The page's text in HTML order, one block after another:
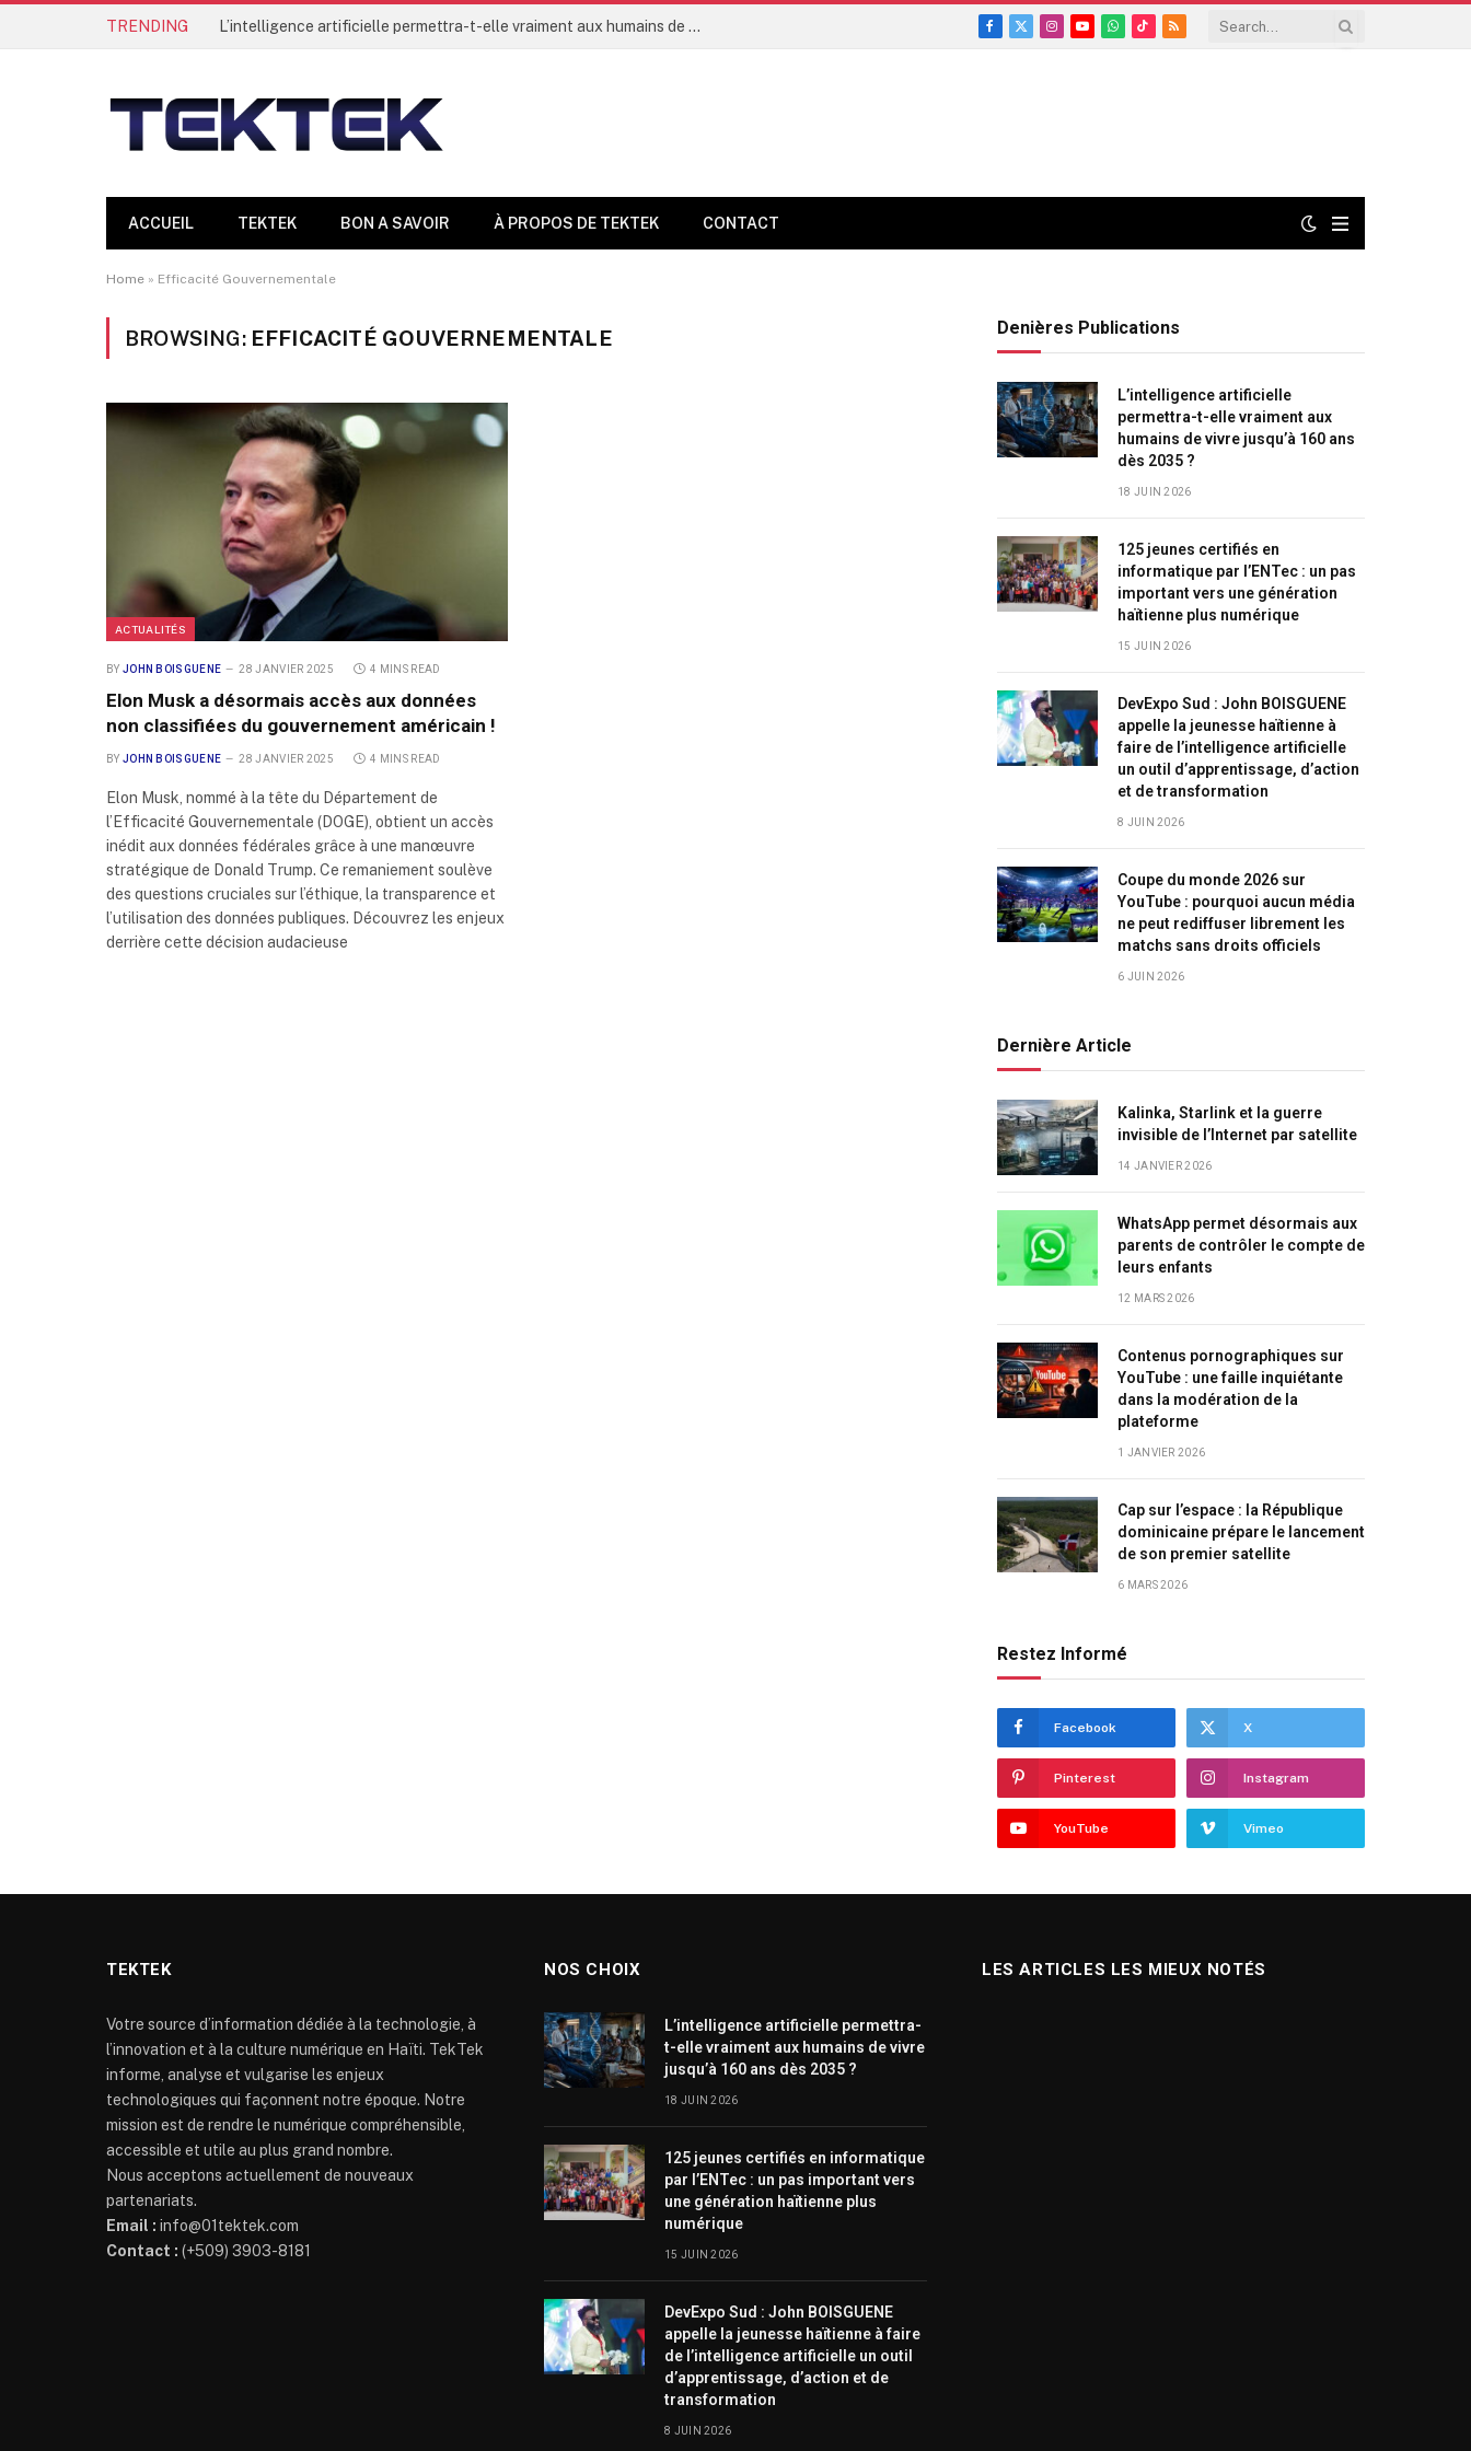
TRENDING L’intelligence artificielle permettra-t-elle vraiment aux humains de vivre jusqu’à 160 ans dès 2035 ?
Facebook
X
Instagram
YouTubeWhatsApp
TikTok
RSS
ACCUEIL TEKTEK BON A SAVOIR À PROPOS DE TEKTEK CONTACT
Home » Efficacité Gouvernementale
BROWSING: EFFICACITÉ GOUVERNEMENTALE
ACTUALITÉS
BY JOHN BOISGUENE 28 JANVIER 2025 4 MINS READ
Elon Musk a désormais accès aux données
non classifiées du gouvernement américain !
BY JOHN BOISGUENE 28 JANVIER 2025 4 MINS READ
Elon Musk, nommé à la tête du Département de
l’Efficacité Gouvernementale (DOGE), obtient un accès
inédit aux données fédérales grâce à une manœuvre
stratégique de Donald Trump. Ce remaniement soulève
des questions cruciales sur l’éthique, la transparence et
l’utilisation des données publiques. Découvrez les enjeux
derrière cette décision audacieuse
Denières Publications
L’intelligence artificielle
permettra-t-elle vraiment aux
humains de vivre jusqu’à 160 ans
dès 2035 ?
18 JUIN 2026
125 jeunes certifiés en
informatique par l’ENTec : un pas
important vers une génération
haïtienne plus numérique
15 JUIN 2026
DevExpo Sud : John BOISGUENE
appelle la jeunesse haïtienne à
faire de l’intelligence artificielle
un outil d’apprentissage, d’action
et de transformation
8 JUIN 2026
Coupe du monde 2026 sur
YouTube : pourquoi aucun média
ne peut rediffuser librement les
matchs sans droits officiels
6 JUIN 2026
Dernière Article
Kalinka, Starlink et la guerre
invisible de l’Internet par satellite
14 JANVIER 2026
WhatsApp permet désormais aux
parents de contrôler le compte de
leurs enfants
12 MARS 2026
Contenus pornographiques sur
YouTube : une faille inquiétante
dans la modération de la
plateforme
1 JANVIER 2026
Cap sur l’espace : la République
dominicaine prépare le lancement
de son premier satellite
6 MARS 2026
Restez Informé
Facebook X
Pinterest Instagram
YouTube Vimeo
TEKTEK
Votre source d’information dédiée à la technologie, à
l’innovation et à la culture numérique en Haïti. TekTek
informe, analyse et vulgarise les enjeux
technologiques qui façonnent notre époque. Notre
mission est de rendre le numérique compréhensible,
accessible et utile au plus grand nombre.
Nous acceptons actuellement de nouveaux
partenariats.
Email : info@01tektek.com
Contact : (+509) 3903-8181
NOS CHOIX
L’intelligence artificielle permettra-
t-elle vraiment aux humains de vivre
jusqu’à 160 ans dès 2035 ?
18 JUIN 2026
125 jeunes certifiés en informatique
par l’ENTec : un pas important vers
une génération haïtienne plus
numérique
15 JUIN 2026
DevExpo Sud : John BOISGUENE
appelle la jeunesse haïtienne à faire
de l’intelligence artificielle un outil
d’apprentissage, d’action et de
transformation
8 JUIN 2026
LES ARTICLES LES MIEUX NOTÉS